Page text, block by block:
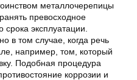
металлочерепицы
превосходное
срока эксплуатации.
в том случае, когда речь
например, том, который
Подобная процедура
коррозии и